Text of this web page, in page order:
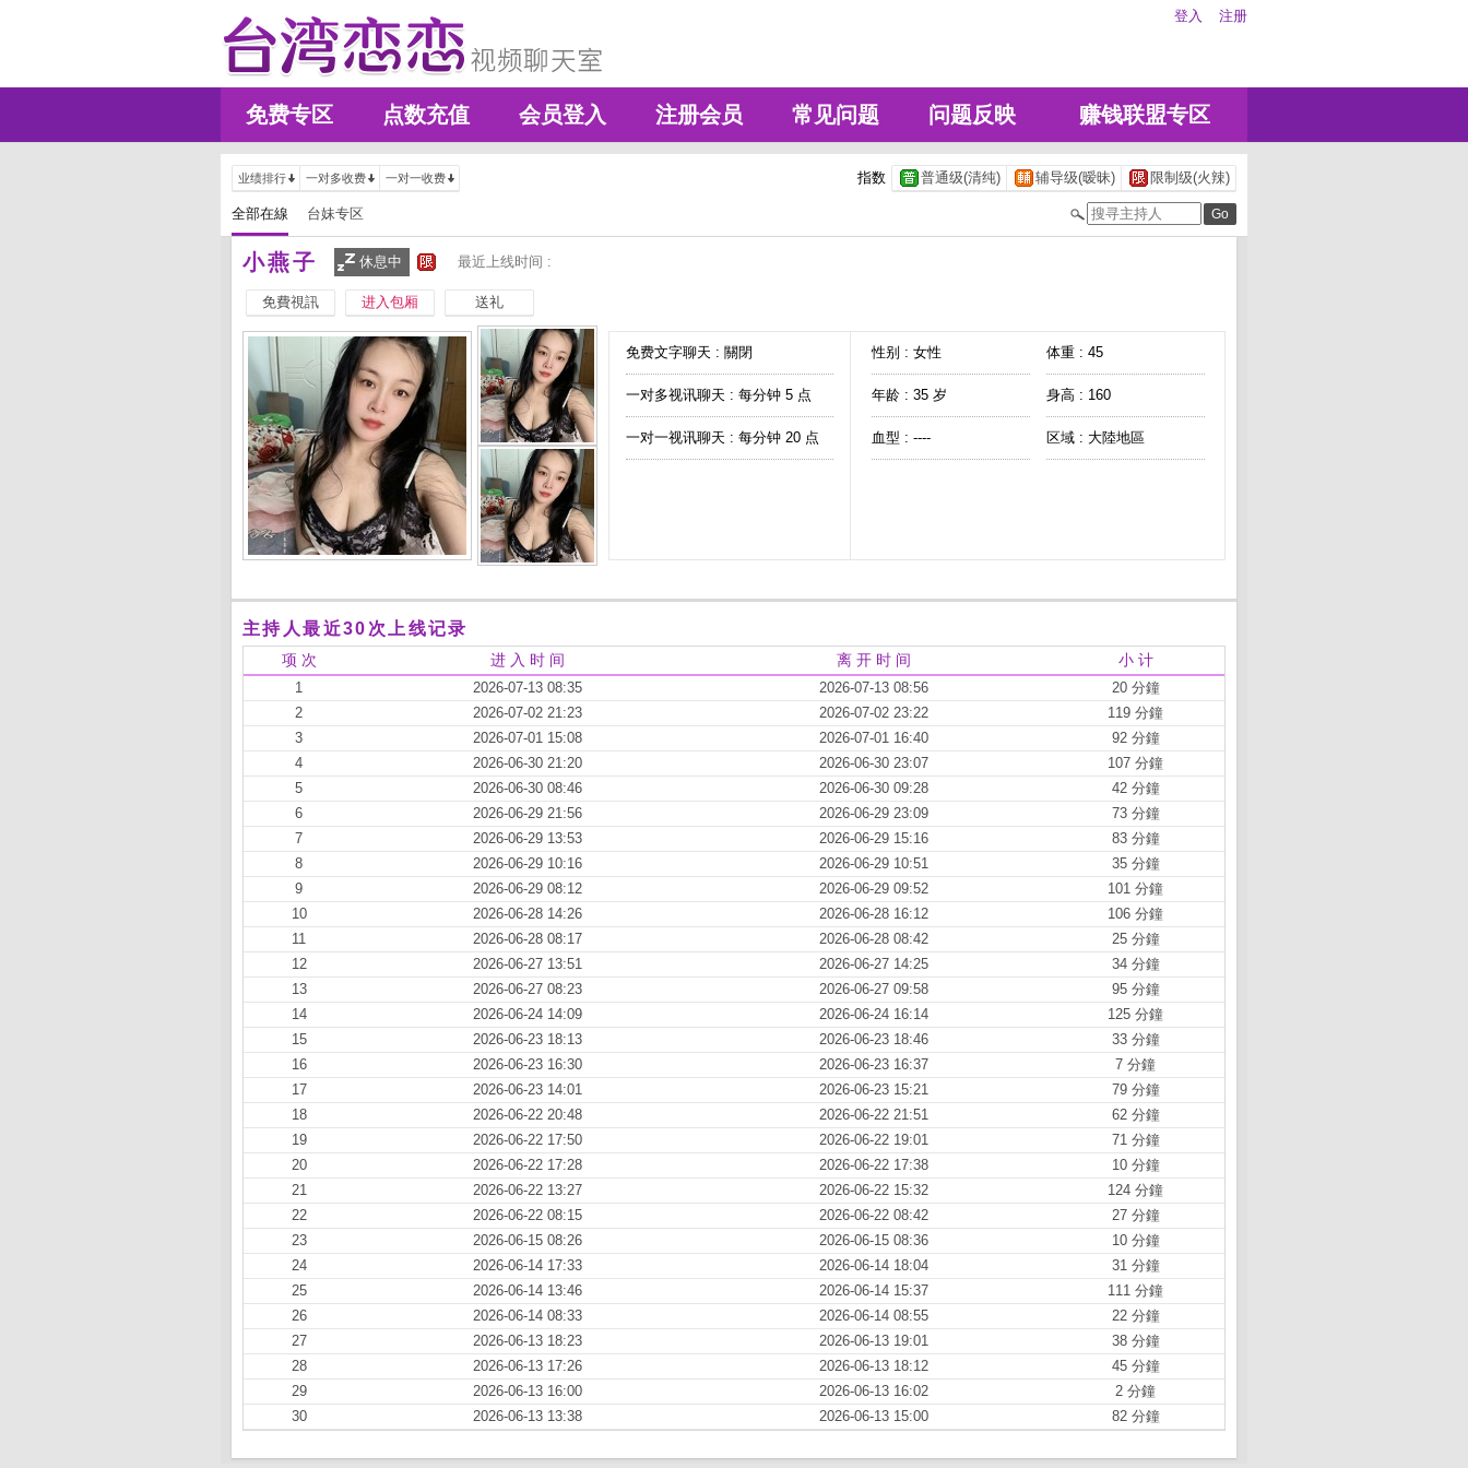
登入 注册
免费专区 点数充值 会员登入 注册会员 常见问题 问题反映 赚钱联盟专区
业绩排行 一对多收费 一对一收费 指数 普通级(清纯) 辅导级(暧昧) 限制级(火辣)
全部在線 台妹专区
小燕子 休息中 最近上线时间 :
免費視訊 进入包厢 送礼
免费文字聊天 : 關閉
一对多视讯聊天 : 每分钟 5 点
一对一视讯聊天 : 每分钟 20 点
性别 : 女性 体重 : 45
年龄 : 35 岁 身高 : 160
血型 : ---- 区域 : 大陸地區
主持人最近30次上线记录
项 次 进 入 时 间 离 开 时 间 小 计
1 2026-07-13 08:35 2026-07-13 08:56
20 分鐘
2
2026-07-02 21:23 2026-07-02 23:22
119 分鐘
3
2026-07-01 15:08 2026-07-01 16:40
92 分鐘
4
2026-06-30 21:20 2026-06-30 23:07
107 分鐘
5
2026-06-30 08:46 2026-06-30 09:28
42 分鐘
6
2026-06-29 21:56 2026-06-29 23:09
73 分鐘
7
2026-06-29 13:53 2026-06-29 15:16
83 分鐘
8
2026-06-29 10:16 2026-06-29 10:51
35 分鐘
9
2026-06-29 08:12 2026-06-29 09:52
101 分鐘
10
2026-06-28 14:26 2026-06-28 16:12
106 分鐘
11
2026-06-28 08:17 2026-06-28 08:42
25 分鐘
12
2026-06-27 13:51 2026-06-27 14:25
34 分鐘
13
2026-06-27 08:23 2026-06-27 09:58
95 分鐘
14
2026-06-24 14:09 2026-06-24 16:14
125 分鐘
15
2026-06-23 18:13 2026-06-23 18:46
33 分鐘
16
2026-06-23 16:30 2026-06-23 16:37
7 分鐘
17
2026-06-23 14:01 2026-06-23 15:21
79 分鐘
18
2026-06-22 20:48 2026-06-22 21:51
62 分鐘
19
2026-06-22 17:50 2026-06-22 19:01
71 分鐘
20
2026-06-22 17:28 2026-06-22 17:38
10 分鐘
21
2026-06-22 13:27 2026-06-22 15:32
124 分鐘
22
2026-06-22 08:15 2026-06-22 08:42
27 分鐘
23
2026-06-15 08:26 2026-06-15 08:36
10 分鐘
24
2026-06-14 17:33 2026-06-14 18:04
31 分鐘
25
2026-06-14 13:46 2026-06-14 15:37
111 分鐘
26
2026-06-14 08:33 2026-06-14 08:55
22 分鐘
27
2026-06-13 18:23 2026-06-13 19:01
38 分鐘
28
2026-06-13 17:26 2026-06-13 18:12
45 分鐘
29
2026-06-13 16:00 2026-06-13 16:02
2 分鐘
30
2026-06-13 13:38 2026-06-13 15:00 82 分鐘